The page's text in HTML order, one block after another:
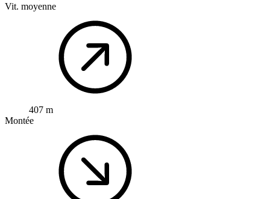
Vit. moyenne
407 m
Montée